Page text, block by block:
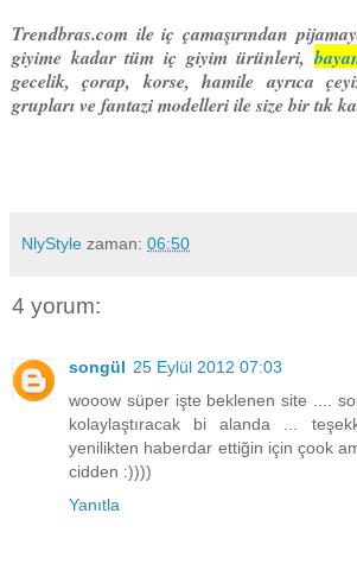
Trendbras.com ile iç çamaşırından
giyime kadar tüm iç giyim ürünleri,
gecelik, çorap, korse, hamile ayrıca
grupları ve fantazi modelleri ilesize bir tık
NlyStyle zaman: 06:50
4 yorum:
songül 25 Eylül 2012 07:03
wooow süper işte beklenen site ....
kolaylaştıracak bi alanda ...
yenilikten haberdar ettiğin için çook
cidden :))))
Yanıtla